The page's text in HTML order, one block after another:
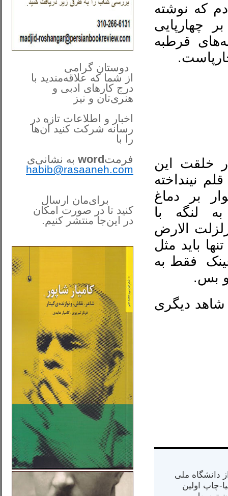
که نوشته
چهارپایی
قرطبه
خلقت این
نینداخته
بر دماغ
لنگه با
الارض
باید مثل
فقط به
بس.
دیگری
از دانشگاه ملی
در کالیفرنیا-چاپ اولین
دوستان گرامی
از شما که علاقه‌مندید با
درج کارهای‌ ادبی و
هنری‌تان و نیز
اخبار و اطلاعات تازه در
رسانه شرکت کنید آن‌ها
را با
فرمتword به نشانی‌ی
habib@rasaaneh.com
برای‌مان ارسال
کنید تا در صورت امکان
در این‌جامنتشر کنیم.